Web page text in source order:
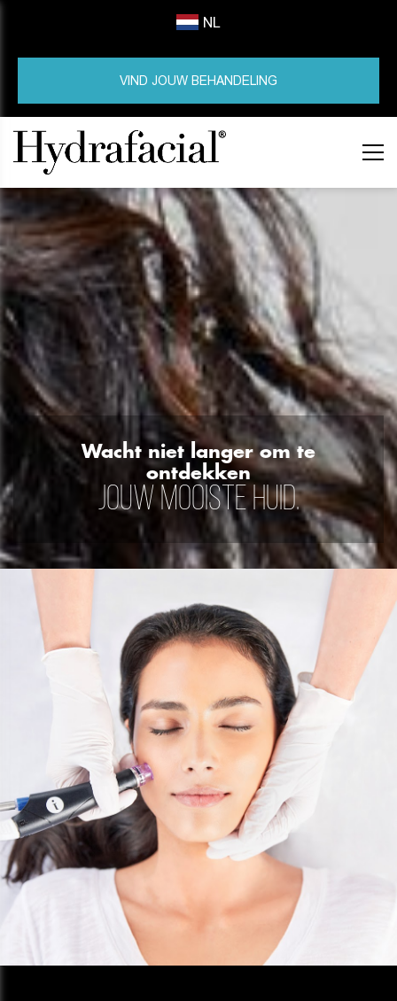
NL
VIND JOUW BEHANDELING
Wacht niet langer om te
ontdekken
JOUW MOOISTE HUID.